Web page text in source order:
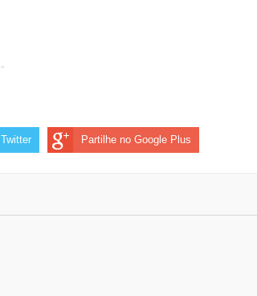
Partilhe no Google Plus